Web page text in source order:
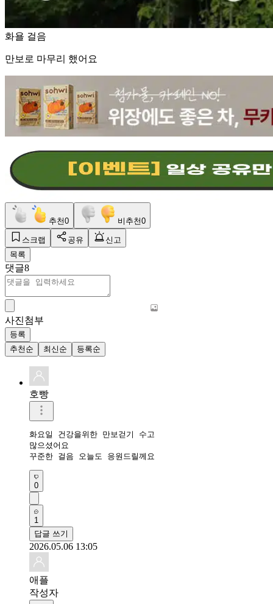
화욜 걸음
만보로 마무리 했어요
추천0 비추천0
스크랩 공유
신고
목록
댓글8
사진첨부
등록
추천순
최신순 등록순
호빵
화요일 건강을위한 만보걷기 수고
많으셨어요
꾸준한 걸음 오늘도 응원드릴께요
0
1
답글 쓰기
2026.05.06 13:05
애플
작성자